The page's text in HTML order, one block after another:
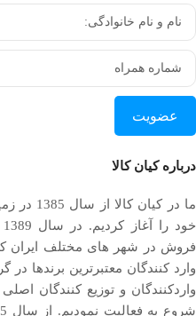
عضویت
درباره کیان کالا
ما در
فروش در شهر های مختلف ایران
وارد كنندگان معتبرترین برندها
وارد‏کنندگان و توزیع‏ کنندگان
شروع به فعاليت نمودیم. از سال 1395 بازاریابی دیجیتال را آغاز کردیم.